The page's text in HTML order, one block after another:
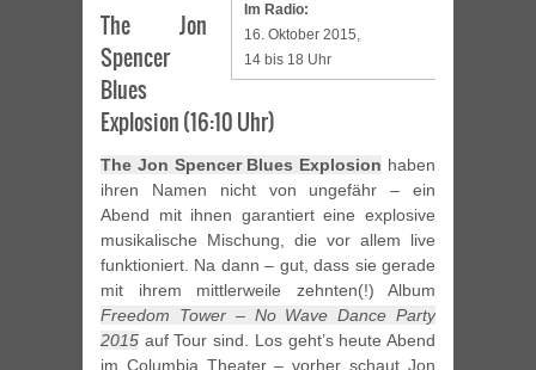
Im Radio:
16. Oktober 2015,
14 bis 18 Uhr
The Jon
Spencer
Blues
Explosion (16:10 Uhr)
The Jon Spencer Blues Explosion haben
ihren Namen nicht von ungefähr – ein
Abend mit ihnen garantiert eine explosive
musikalische Mischung, die vor allem live
funktioniert. Na dann – gut, dass sie gerade
mit ihrem mittlerweile zehnten(!) Album
Freedom Tower – No Wave Dance Party
2015 auf Tour sind. Los geht’s heute Abend
im Columbia Theater – vorher schaut Jon